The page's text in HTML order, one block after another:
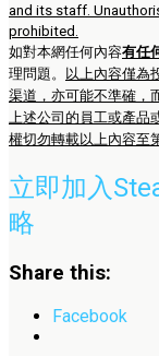
and its staff.
prohibited.
如對本網任何內容有任
理問題。
以上內容僅為
渠道，亦可能不準確，
上述公司的員工或產品
權切勿轉載以上內容至
立即加入
略
Share this:
Facebook